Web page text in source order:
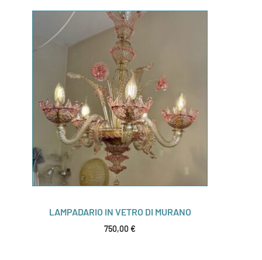
LAMPADARIO IN VETRO DI MURANO
750,00€